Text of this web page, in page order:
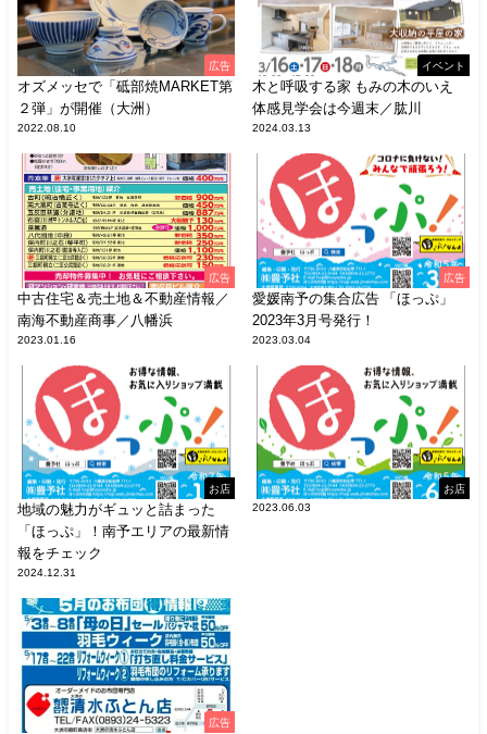
広告
オズメッセで「砥部焼MARKET第
２弾」が開催（大洲）
2022.08.10
イベント
木と呼吸する家 もみの木のいえ
体感見学会は今週末／肱川
2024.03.13
広告
中古住宅＆売土地＆不動産情報／
南海不動産商事／八幡浜
2023.01.16
広告
愛媛南予の集合広告 「ほっぷ」
2023年3月号発行！
2023.03.04
お店
地域の魅力がギュッと詰まった
「ほっぷ」！南予エリアの最新情
報をチェック
2024.12.31
お店
2023.06.03
広告